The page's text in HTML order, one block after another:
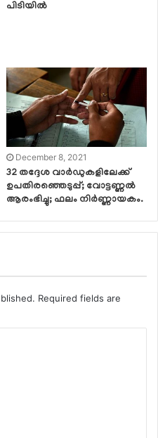
പിടിയിൽ
December 8, 2021
32 തദ്ദേശ വാര്‍ഡുകളിലേക്ക്
ഉപതിരഞ്ഞെടുപ്പ്; വോട്ടണ്ണല്‍
ആരംഭിച്ചു; ഫലം നിര്‍ണ്ണായകം.
Required fields are